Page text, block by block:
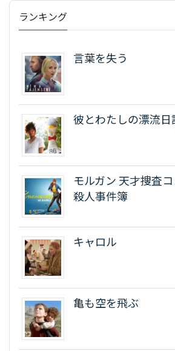
ランキング
言葉を失う
彼とわたしの漂流日
モルガン 天才捜査
殺人事件簿
キャロル
亀も空を飛ぶ